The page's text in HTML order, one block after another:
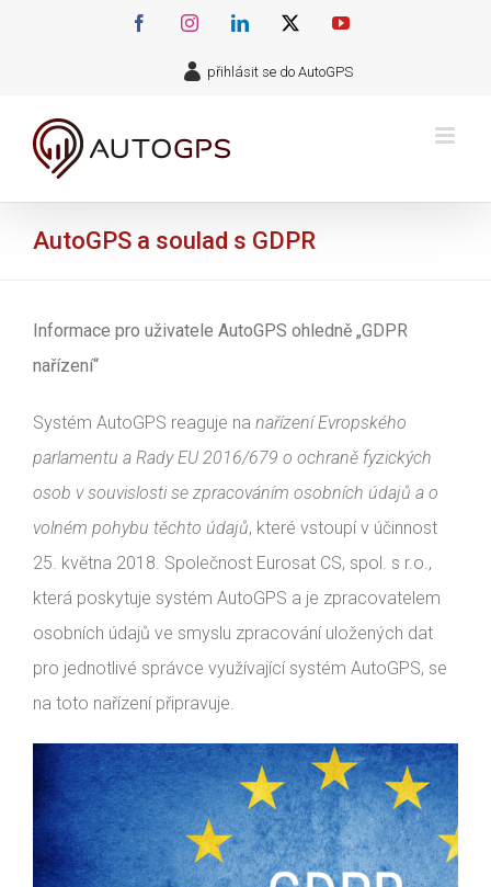
FacebookInstagramLinkedIn YouTube
přihlásit se do AutoGPS
AutoGPS a soulad s GDPR
Informace pro uživatele AutoGPS ohledně „GDPR
nařízení“
Systém AutoGPS reaguje na nařízení Evropského
parlamentu a Rady EU 2016/679 o ochraně fyzických
osob v souvislosti se zpracováním osobních údajů a o
volném pohybu těchto údajů, které vstoupí v účinnost
25. května 2018. Společnost Eurosat CS, spol. s r.o.,
která poskytuje systém AutoGPS a je zpracovatelem
osobních údajů ve smyslu zpracování uložených dat
pro jednotlivé správce využívající systém AutoGPS, se
na toto nařízení připravuje.